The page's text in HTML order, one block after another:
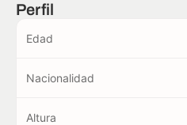
Perfil
Edad
Nacionalidad
Altura